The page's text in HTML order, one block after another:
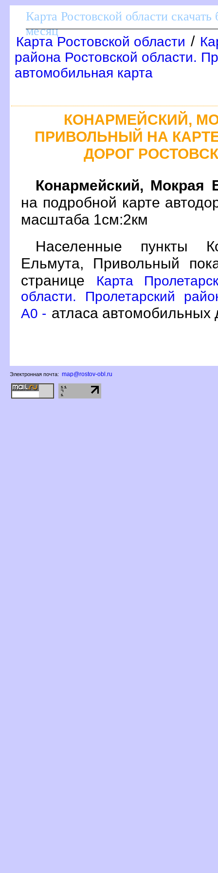
Карта Ростовской области
месяц
Карта Ростовской области /
района Ростовской области.
автомобильная карта
КОНАРМЕЙСКИЙ,
ПРИВОЛЬНЫЙ НА
ДОРОГ
Конармейский, Мокрая
на подробной карте
масштаба 1см:2км
Населенные пункты
Ельмута, Привольный
странице
Карта
области. Пролетарский
A0 - атласа автомобильных
Электронная почта: map@rostov-obl.ru